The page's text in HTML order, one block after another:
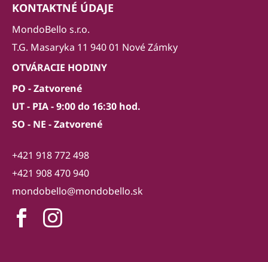
KONTAKTNÉ ÚDAJE
MondoBello s.r.o.
T.G. Masaryka 11 940 01 Nové Zámky
OTVÁRACIE HODINY
PO - Zatvorené
UT - PIA - 9:00 do 16:30 hod.
SO - NE - Zatvorené
+421 918 772 498
+421 908 470 940
mondobello@mondobello.sk